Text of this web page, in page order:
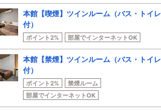
本館【喫煙】ツインルーム（バス・トイレ
付）
ポイント2% 部屋でインターネットOK
本館【禁煙】ツインルーム（バス・トイレ
付）
ポイント2%
禁煙ルーム
部屋でインターネットOK